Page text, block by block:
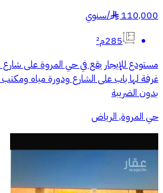
110,000
§
/سنوي
285م²
مستودع للإيجار يقع في حي المروة على
غرفة لها باب على الشارع ودورة مياه
بدون الضريبة
حي المروة, الرياض